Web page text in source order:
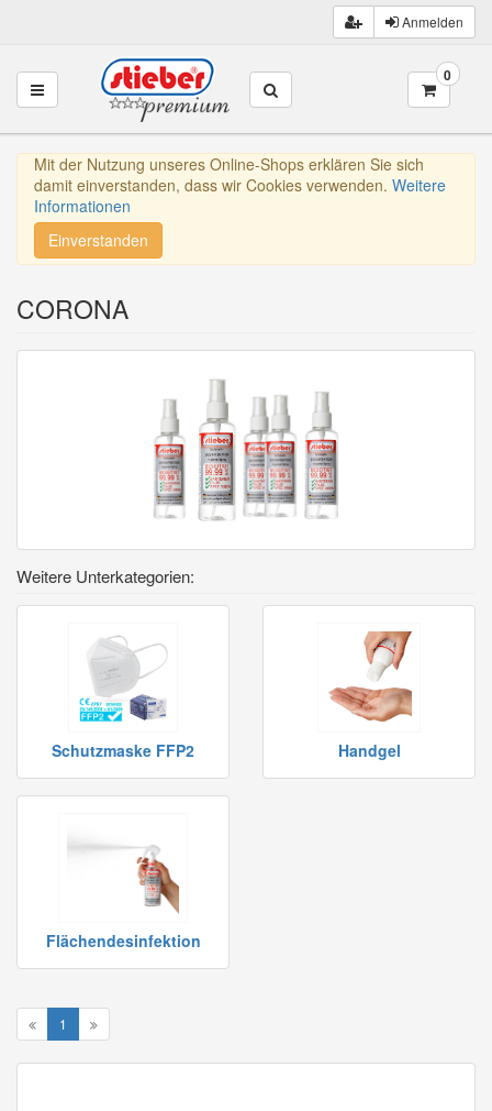
Anmelden
Toggle navigation
0
Mit der Nutzung unseres Online-Shops erklären Sie sich
damit einverstanden, dass wir Cookies verwenden. Weitere
Informationen
Einverstanden
CORONA
Weitere Unterkategorien:
Schutzmaske FFP2 Handgel
Flächendesinfektion
1